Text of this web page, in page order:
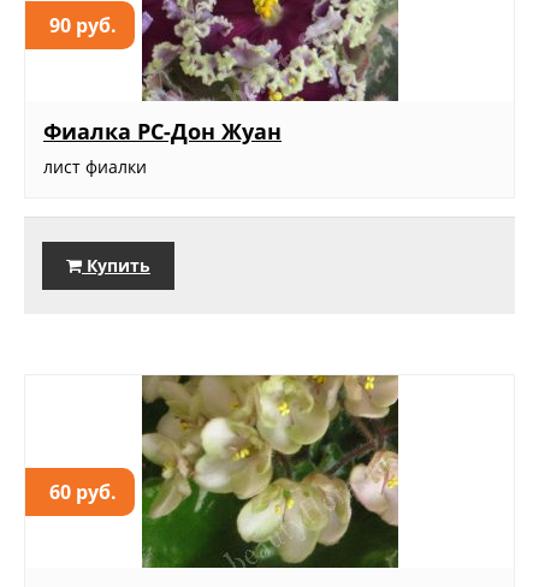
90 руб.
Фиалка РС-Дон Жуан
лист фиалки
Купить
60 руб.